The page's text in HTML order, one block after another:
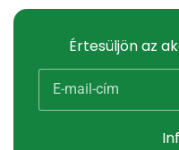
Értesüljön az
E-mail-cím